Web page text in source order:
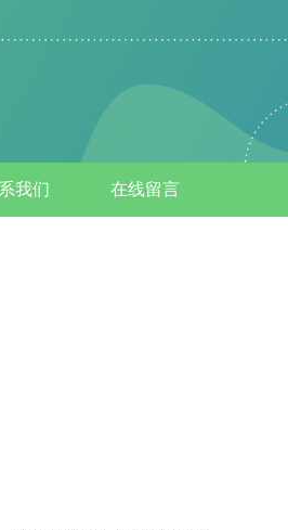
我们 在线留言